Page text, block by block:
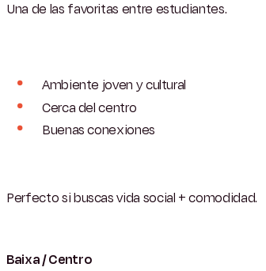
Una de las favoritas entre estudiantes.
Ambiente joven y cultural
Cerca del centro
Buenas conexiones
Perfecto si buscas vida social + comodidad.
Baixa / Centro